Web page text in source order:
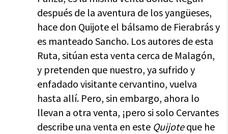
después de la aventura de los yangüeses,
hace don Quijote el bálsamo de Fierabrás y
es manteado Sancho. Los autores de esta
Ruta, sitúan esta venta cerca de Malagón,
y pretenden que nuestro, ya sufrido y
enfadado visitante cervantino, vuelva
hasta allí. Pero, sin embargo, ahora lo
llevan a otra venta, ¡pero si solo Cervantes
describe una venta en este Quijoteque he